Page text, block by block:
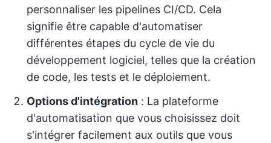
personnaliser les pipelines CI/CD. Cela
signifie être capable d'automatiser
différentes étapes du cycle de vie du
développement logiciel, telles que la création
de code, les tests et le déploiement.
Options d'intégration : La plateforme
d'automatisation que vous choisissez doit
s'intégrer facilement aux outils que vous